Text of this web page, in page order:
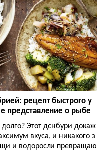
рецепт быстрого у
представление о рыбе
Этот донбури докаж
вкуса, и никакого з
и водоросли превращаю